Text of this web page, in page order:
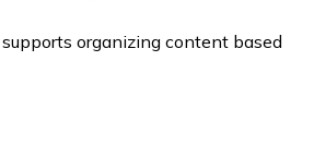
organizing content based